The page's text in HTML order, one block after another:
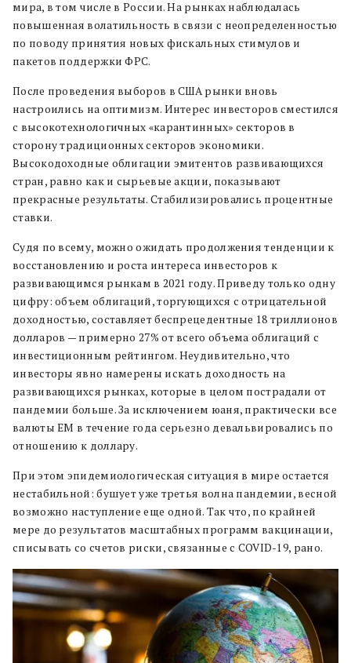
мира, в том числе в России. На рынках наблюдалась
повышенная волатильность в связи с неопределенностью
по поводу принятия новых фискальных стимулов и
пакетов поддержки ФРС.
После проведения выборов в США рынки вновь
настроились на оптимизм. Интерес инвесторов сместился
с высокотехнологичных «карантинных» секторов в
сторону традиционных секторов экономики.
Высокодоходные облигации эмитентов развивающихся
стран, равно как и сырьевые акции, показывают
прекрасные результаты. Стабилизировались процентные
ставки.
Судя по всему, можно ожидать продолжения тенденции к
восстановлению и роста интереса инвесторов к
развивающимся рынкам в 2021 году. Приведу только одну
цифру: объем облигаций, торгующихся с отрицательной
доходностью, составляет беспрецедентные 18 триллионов
долларов — примерно 27% от всего объема облигаций с
инвестиционным рейтингом. Неудивительно, что
инвесторы явно намерены искать доходность на
развивающихся рынках, которые в целом пострадали от
пандемии больше. За исключением юаня, практически все
валюты ЕМ в течение года серьезно девальвировались по
отношению к доллару.
При этом эпидемиологическая ситуация в мире остается
нестабильной: бушует уже третья волна пандемии, весной
возможно наступление еще одной. Так что, по крайней
мере до результатов масштабных программ вакцинации,
списывать со счетов риски, связанные с COVID-19, рано.